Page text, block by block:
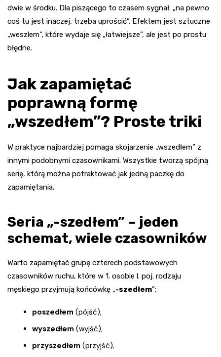
dwie w środku. Dla piszącego to czasem sygnał: „na pewno
coś tu jest inaczej, trzeba uprościć”. Efektem jest sztuczne
„weszlem”, które wydaje się „łatwiejsze”, ale jest po prostu
błędne.
Jak zapamiętać
poprawną formę
„wszedłem”? Proste triki
W praktyce najbardziej pomaga skojarzenie „wszedłem” z
innymi podobnymi czasownikami. Wszystkie tworzą spójną
serię, którą można potraktować jak jedną paczkę do
zapamiętania.
Seria „-szedłem” – jeden
schemat, wiele czasowników
Warto zapamiętać grupę czterech podstawowych
czasowników ruchu, które w 1. osobie l. poj. rodzaju
męskiego przyjmują końcówkę „-szedłem”:
poszedłem (pójść),
wyszedłem (wyjść),
przyszedłem (przyjść),